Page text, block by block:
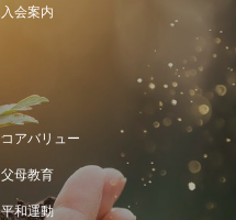
入会案内
コアバリュー
父母教育
平和運動